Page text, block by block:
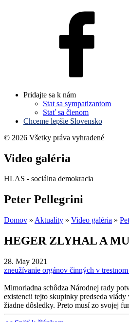
Pridajte sa k nám
Stat sa sympatizantom
Stať sa členom
Chceme lepšie Slovensko
© 2026 Všetky práva vyhradené
Video galéria
HLAS - sociálna demokracia
Peter Pellegrini
Domov » Aktuality » Video galéria »
HEGER ZLYHAL A
28. May 2021
zneužívanie orgánov činných v
Mimoriadna schôdza Národnej rady
existencii tejto skupinky predseda
žiadne dôsledky. Preto musí zo svojej